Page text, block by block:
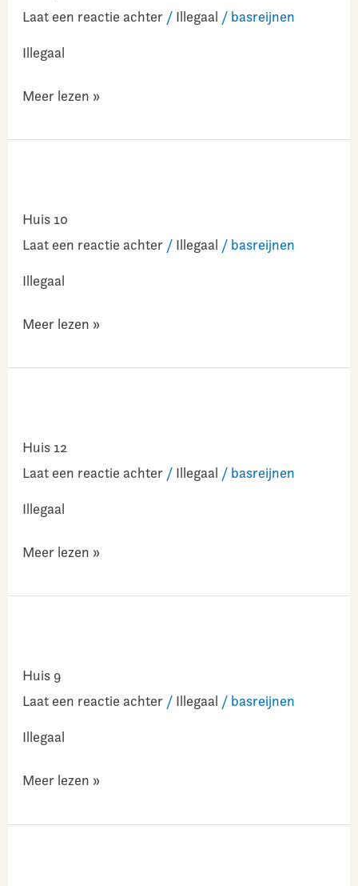
Laat een reactie achter / Illegaal / basreijnen
Illegaal
Meer lezen »
Huis 10
Laat een reactie achter / Illegaal / basreijnen
Illegaal
Meer lezen »
Huis 12
Laat een reactie achter / Illegaal / basreijnen
Illegaal
Meer lezen »
Huis 9
Laat een reactie achter / Illegaal / basreijnen
Illegaal
Meer lezen »